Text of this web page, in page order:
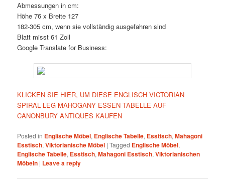
Abmessungen in cm:
Höhe 76 x Breite 127
182-305 cm, wenn sie vollständig ausgefahren sind
Blatt misst 61 Zoll
Google Translate for Business:
KLICKEN SIE HIER, UM DIESE ENGLISCH VICTORIAN
SPIRAL LEG MAHOGANY ESSEN TABELLE AUF
CANONBURY ANTIQUES KAUFEN
Posted in Englische Möbel, Englische Tabelle, Esstisch,Mahagoni
Esstisch,Viktorianische Möbel |Tagged Englische Möbel,
Englische Tabelle, Esstisch,Mahagoni Esstisch,Viktorianischen
Möbeln | Leave a reply